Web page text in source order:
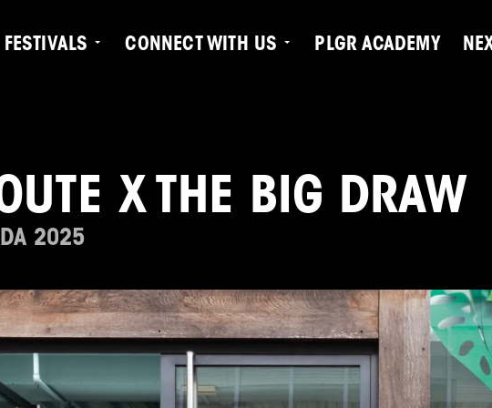
FESTIVALS CONNECT WITH US PLGR ACADEMY
X THE BIG DRAW
2025